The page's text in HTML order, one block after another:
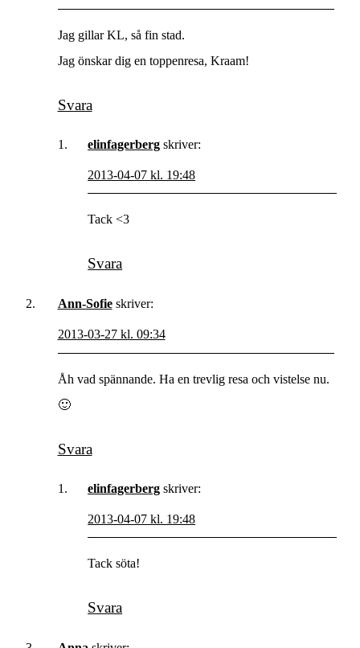
Jag gillar KL, så fin stad.
Jag önskar dig en toppenresa, Kraam!
Svara
elinfagerberg skriver:
2013-04-07 kl. 19:48
Tack <3
Svara
Ann-Sofie skriver:
2013-03-27 kl. 09:34
Åh vad spännande. Ha en trevlig resa och vistelse nu.
🙂
Svara
elinfagerberg skriver:
2013-04-07 kl. 19:48
Tack söta!
Svara